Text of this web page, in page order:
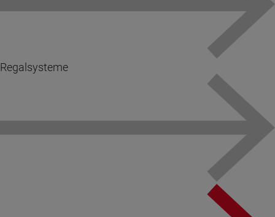
Regalsysteme